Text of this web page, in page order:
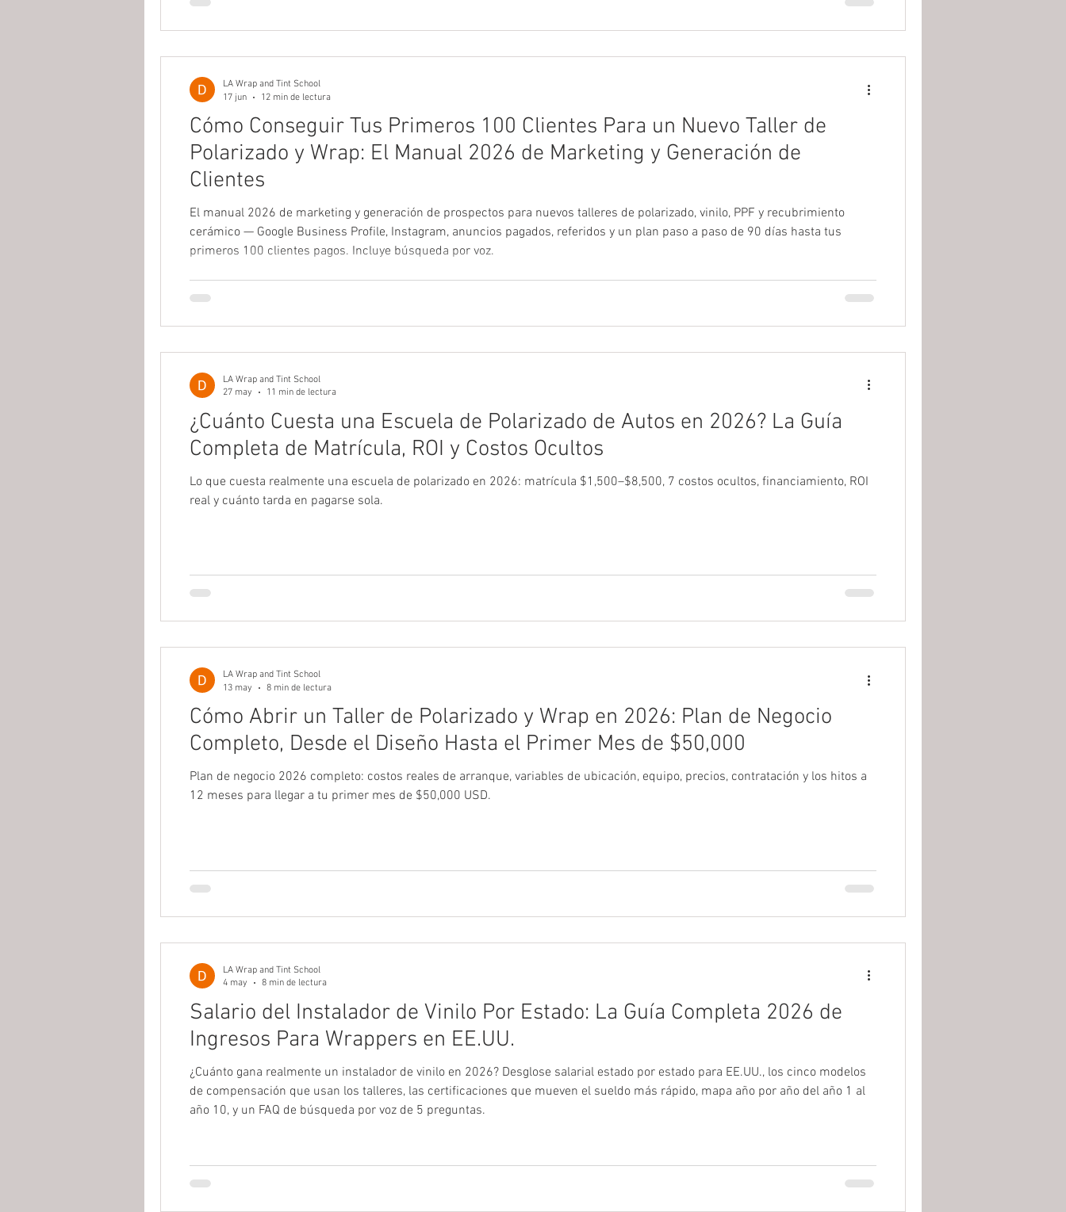
Cómo Conseguir Tus Primeros 100 Clientes Para un Nuevo Taller de
Polarizado y Wrap: El Manual 2026 de Marketing y Generación de
Clientes
El manual 2026 de marketing y generación de prospectos para nuevos talleres de polarizado, vinilo, PPF y recubrimiento
cerámico — Google Business Profile, Instagram, anuncios pagados, referidos y un plan paso a paso de 90 días hasta tus
primeros 100 clientes pagos. Incluye búsqueda por voz.
LA Wrap and Tint School
17 jun
12 min de lectura
¿Cuánto Cuesta una Escuela de Polarizado de Autos en 2026? La Guía
Completa de Matrícula, ROI y Costos Ocultos
Lo que cuesta realmente una escuela de polarizado en 2026: matrícula $1,500–$8,500, 7 costos ocultos, financiamiento, ROI
real y cuánto tarda en pagarse sola.
LA Wrap and Tint School
27 may
11 min de lectura
Cómo Abrir un Taller de Polarizado y Wrap en 2026: Plan de Negocio
Completo, Desde el Diseño Hasta el Primer Mes de $50,000
Plan de negocio 2026 completo: costos reales de arranque, variables de ubicación, equipo, precios, contratación y los hitos a
12 meses para llegar a tu primer mes de $50,000 USD.
LA Wrap and Tint School
13 may
8 min de lectura
Salario del Instalador de Vinilo Por Estado: La Guía Completa 2026 de
Ingresos Para Wrappers en EE.UU.
¿Cuánto gana realmente un instalador de vinilo en 2026? Desglose salarial estado por estado para EE.UU., los cinco modelos
de compensación que usan los talleres, las certificaciones que mueven el sueldo más rápido, mapa año por año del año 1 al
año 10, y un FAQ de búsqueda por voz de 5 preguntas.
LA Wrap and Tint School
4 may
8 min de lectura